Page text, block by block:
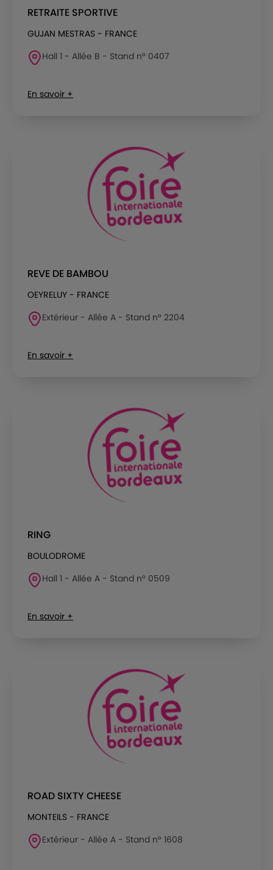
RETRAITE SPORTIVE
GUJAN MESTRAS - FRANCE
Hall 1 - Allée B - Stand n° 0407
En savoir +
REVE DE BAMBOU
OEYRELUY - FRANCE
Extérieur - Allée A - Stand n° 2204
En savoir +
RING
BOULODROME
Hall 1 - Allée A - Stand n° 0509
En savoir +
ROAD SIXTY CHEESE
MONTEILS - FRANCE
Extérieur - Allée A - Stand n° 1608